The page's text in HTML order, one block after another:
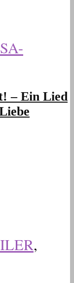
– Ein Lied
,